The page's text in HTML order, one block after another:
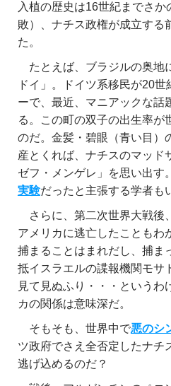
入植の歴史は16世紀までさか
敗）、ナチス政権が成立する
た。
たとえば、ブラジルの奥地
ドイ」。ドイツ系移民が20
ーで、最近、マニアックな話
る。この町の双子の出生率が
のだ。金髪・碧眼（青い目）
産とくれば、ナチスのマッド
ゼフ・メンゲレ」を思い出す
実験だったと主張する学者も
さらに、第二次世界大戦後
アメリカに逃亡したこともわ
捕まることはまれだし、捕ま
抵イスラエルの諜報機関モサ
見て見ぬふり・・・というわ
カの関係は意味深だ。
そもそも、世界中で悪のシ
ツ政府でさえ全否定したナチ
逃げ込めるのだ？